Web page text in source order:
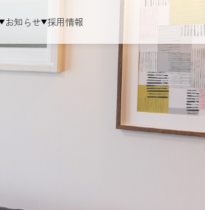
お知らせ 採用情報